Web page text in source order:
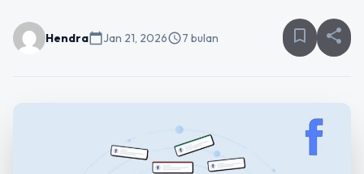
Hendracalendar_todayJan 21, 2026schedule7 bulan bookmark_border share